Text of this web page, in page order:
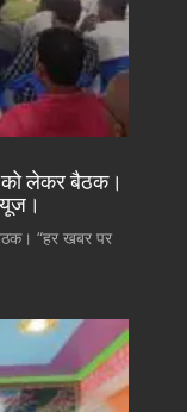
को लेकर बैठक।
“हर खबर पर